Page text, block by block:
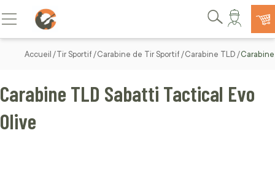
Allez au contenu
Basculer la navigation
Rechercher
Accueil Tir Sportif Carabine de Tir Sportif Carabine TLD
Carabine TLD Sabatti Tactical Evo
Olive